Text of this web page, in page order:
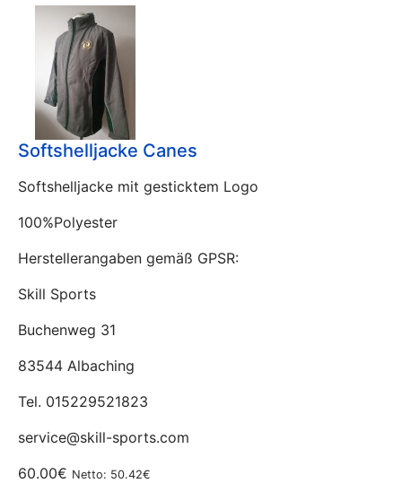
Softshelljacke Canes
Softshelljacke mit gesticktem Logo
100%Polyester
Herstellerangaben gemäß GPSR:
Skill Sports
Buchenweg 31
83544 Albaching
Tel. 015229521823
service@skill-sports.com
60.00€ Netto: 50.42€